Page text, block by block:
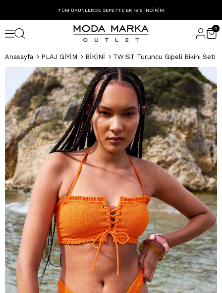
TÜM ÜRÜNLERDE SEPETTE EK %15 İNDİRİM
0
Anasayfa PLAJ GİYİM BİKİNİ TWIST Turuncu Gipeli Bikini Seti